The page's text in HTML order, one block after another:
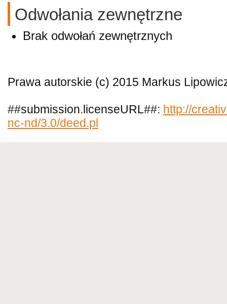
Odwołania zewnętrzne
Brak odwołań zewnętrznych
Prawa autorskie (c) 2015 Markus
##submission.licenseURL##: http://
nc-nd/3.0/deed.pl